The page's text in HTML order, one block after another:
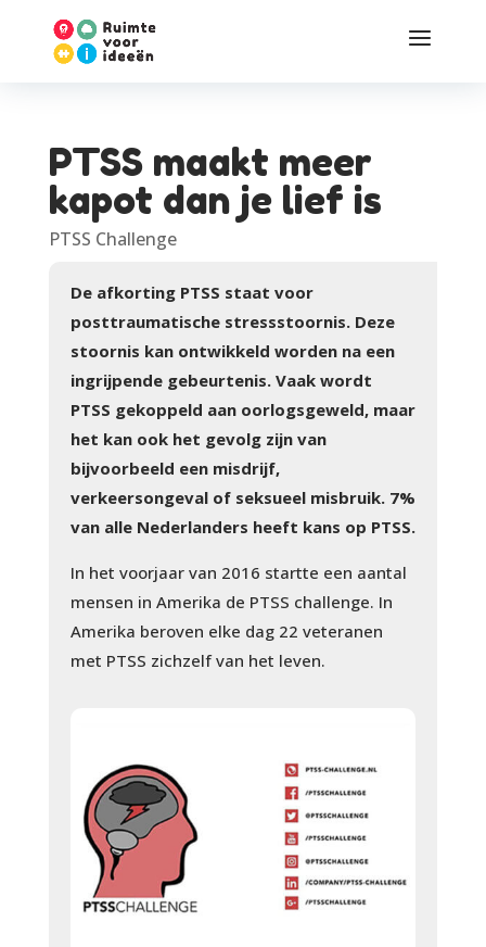
PTSS maakt meer
kapot dan je lief is
PTSS Challenge
De afkorting PTSS staat voor
posttraumatische stressstoornis. Deze
stoornis kan ontwikkeld worden na een
ingrijpende gebeurtenis. Vaak wordt
PTSS gekoppeld aan oorlogsgeweld, maar
het kan ook het gevolg zijn van
bijvoorbeeld een misdrijf,
verkeersongeval of seksueel misbruik. 7%
van alle Nederlanders heeft kans op PTSS.
In het voorjaar van 2016 startte een aantal
mensen in Amerika de PTSS challenge. In
Amerika beroven elke dag 22 veteranen
met PTSS zichzelf van het leven.